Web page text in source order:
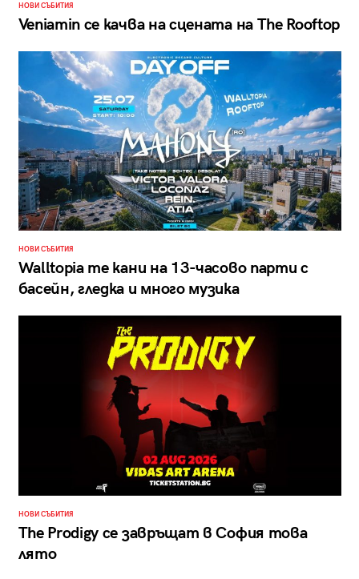
НОВИ СЪБИТИЯ
Veniamin се качва на сцената на The Rooftop
НОВИ СЪБИТИЯ
Walltopia те кани на 13-часово парти с
басейн, гледка и много музика
НОВИ СЪБИТИЯ
The Prodigy се завръщат в София това
лято